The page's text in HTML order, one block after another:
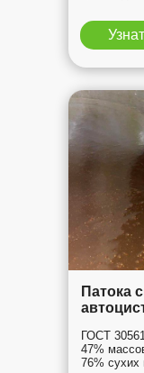
Патока
ГОСТ
47%
76% сухих